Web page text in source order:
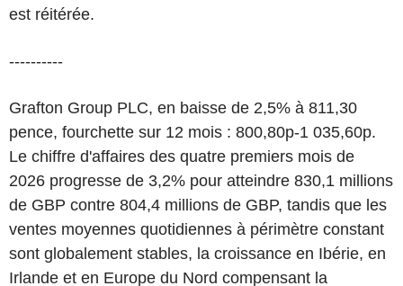
est réitérée.
----------
Grafton Group PLC, en baisse de 2,5% à 811,30
pence, fourchette sur 12 mois : 800,80p-1 035,60p.
Le chiffre d'affaires des quatre premiers mois de
2026 progresse de 3,2% pour atteindre 830,1 millions
de GBP contre 804,4 millions de GBP, tandis que les
ventes moyennes quotidiennes à périmètre constant
sont globalement stables, la croissance en Ibérie, en
Irlande et en Europe du Nord compensant la